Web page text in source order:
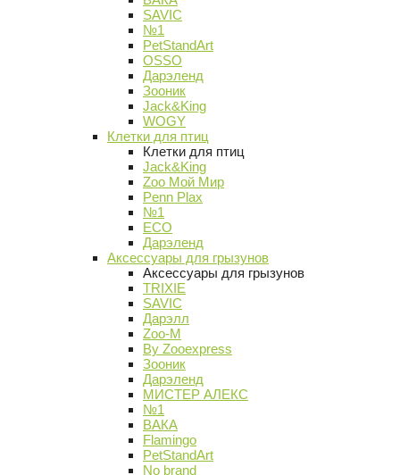
SAVIC
№1
PetStandArt
OSSO
Дарэленд
Зооник
Jack&King
WOGY
Клетки для птиц
Клетки для птиц
Jack&King
Zoo Мой Мир
Penn Plax
№1
ECO
Дарэленд
Аксессуары для грызунов
Аксессуары для грызунов
TRIXIE
SAVIC
Дарэлл
Zoo-M
By Zooexpress
Зооник
Дарэленд
МИСТЕР АЛЕКС
№1
ВАКА
Flamingo
PetStandArt
No brand